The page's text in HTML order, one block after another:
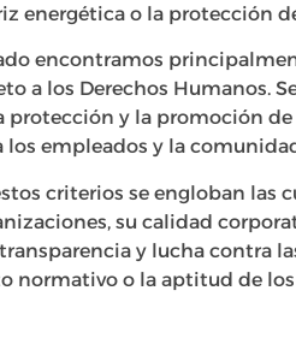
energética o la protección
encontramos
a los Derechos Humanos.
y la promoción de
empleados y la
criterios se engloban las
su calidad
y lucha contra
o la aptitud de los